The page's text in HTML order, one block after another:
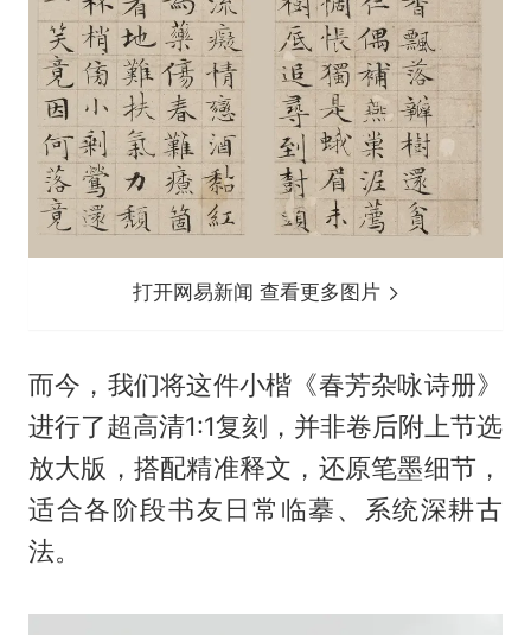
打开网易新闻 查看更多图片
而今，我们将这件小楷《春芳杂咏诗册》
进行了超高清1:1复刻，并非卷后附上节选
放大版，搭配精准释文，还原笔墨细节，
适合各阶段书友日常临摹、系统深耕古
法。